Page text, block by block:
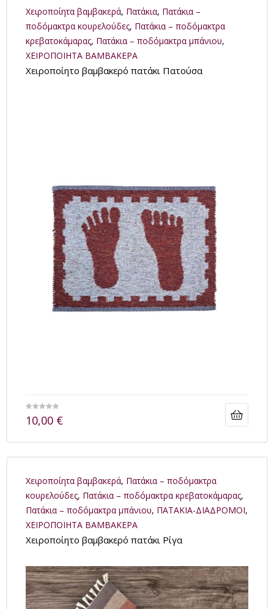
Xειροποίητα βαμβακερά, Πατάκια, Πατάκια –
ποδόμακτρα κουρελούδες, Πατάκια – ποδόμακτρα
κρεβατοκάμαρας, Πατάκια – ποδόμακτρα μπάνιου,
ΧΕΙΡΟΠΟΙΗΤΑ ΒΑΜΒΑΚΕΡΑ
Χειροποίητο βαμβακερό πατάκι Πατούσα
10,00 €
Xειροποίητα βαμβακερά, Πατάκια – ποδόμακτρα
κουρελούδες, Πατάκια – ποδόμακτρα κρεβατοκάμαρας,
Πατάκια – ποδόμακτρα μπάνιου, ΠΑΤΑΚΙΑ-ΔΙΑΔΡΟΜΟΙ,
ΧΕΙΡΟΠΟΙΗΤΑ ΒΑΜΒΑΚΕΡΑ
Χειροποίητο βαμβακερό πατάκι Ρίγα